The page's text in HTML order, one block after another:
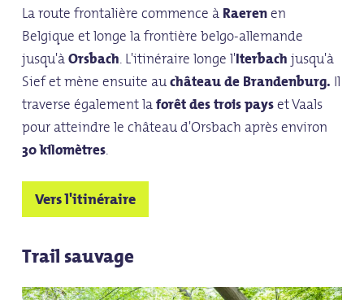
La route frontalière commence àRaerenen
Belgique et longe la frontière belgo-allemande
jusqu'àOrsbach. L'itinéraire longe l'Iterbachjusqu'à
Sief et mène ensuite auchâteau de Brandenburg. Il
traverse également laforêt des trois payset Vaals
pour atteindre le château d'Orsbach après environ
30 kilomètres.
Vers l'itinéraire
Trail sauvage